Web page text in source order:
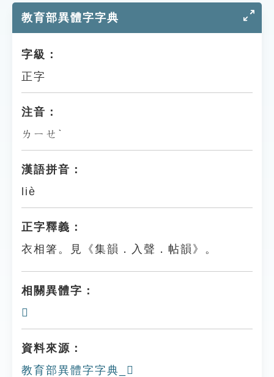
貓頭鷹博士
教育部異體字字典
字級：
正字
注音：
ㄌㄧㄝˋ
漢語拼音：
liè
正字釋義：
衣相箸。見《集韻．入聲．帖韻》。
相關異體字：
𧞙
資料來源：
教育部異體字字典_𧞕